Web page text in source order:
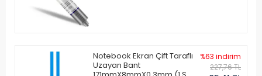
Notebook Ekran Çift Taraflı
Uzayan Bant
%63 indirim
227,76 TL